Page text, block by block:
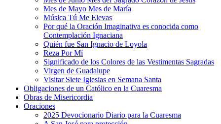
Mes de Mayo Mes de María
Música Tú Me Elevas
Por qué la Oración Imaginativa es conocida como
Contemplación Ignaciana
Quién fue San Ignacio de Loyola
Reza Por Mí
Significado de los Colores de las Vestimentas Sagradas
Virgen de Guadalupe
Visitar Siete Iglesias en Semana Santa
Obligaciones de un Católico en la Cuaresma
Obras de Misericordia
Oraciones
2025 Devocionario Diario para la Cuaresma